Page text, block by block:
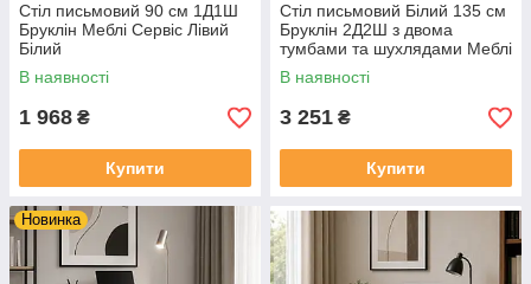
Стіл письмовий 90 см 1Д1Ш
Бруклін Меблі Сервіс Лівий
Білий
В наявності
1 968 ₴
Купити
Стіл письмовий Білий 135 см
Бруклін 2Д2Ш з двома
тумбами та шухлядами Меблі
Сервіс
В наявності
3 251 ₴
Купити
Новинка